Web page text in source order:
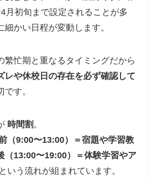
月初旬まで設定されることが多
細かい日程が変動します。
繁忙期と重なるタイミングだから
レや休校日の存在を必ず確認して
です。
時間割 。
（9:00〜13:00）＝宿題や学習教
（13:00〜19:00）＝体験学習やア
という流れが組まれています。